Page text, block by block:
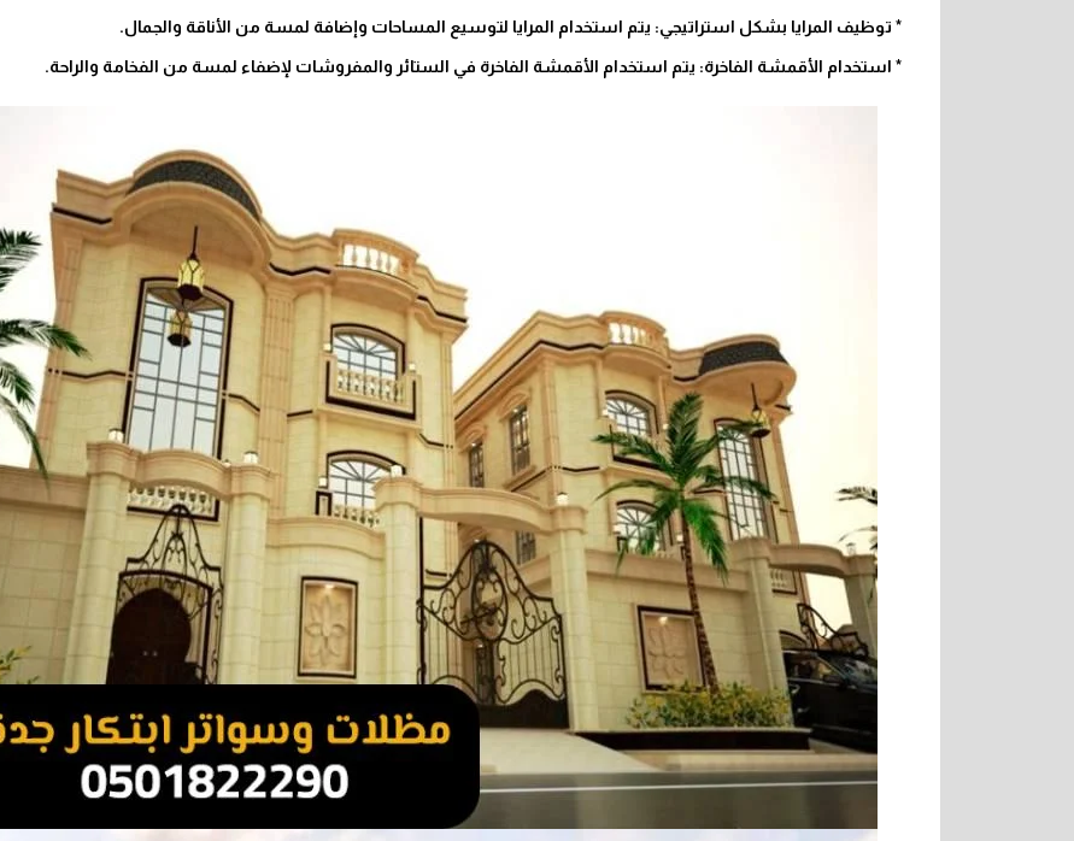
* توظيف المرايا بشكل استراتيجي: يتم استخدام المرايا لتوسيع المساحات وإضافة لمسة من الأناقة والجمال.
* استخدام الأقمشة الفاخرة: يتم استخدام الأقمشة الفاخرة في الستائر والمفروشات لإضفاء لمسة من الفخامة والراحة.